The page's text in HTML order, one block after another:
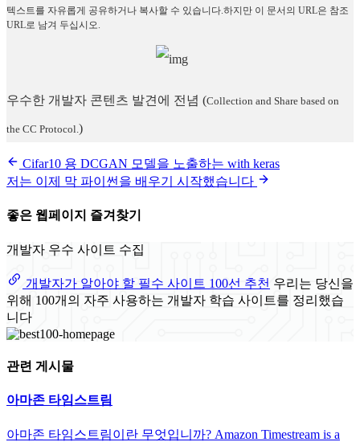
텍스트를 자유롭게 공유하거나 복사할 수 있습니다.하지만 이 문서의 URL은 참조
URL로 남겨 두십시오.
우수한 개발자 콘텐츠 발견에 전념 (Collection and Share based on
the CC Protocol.)
Cifar10 용 DCGAN 모델을 노출하는 with keras
저는 이제 막 파이썬을 배우기 시작했습니다
좋은 웹페이지 즐겨찾기
개발자 우수 사이트 수집
개발자가 알아야 할 필수 사이트 100선 추천 우리는 당신을
위해 100개의 자주 사용하는 개발자 학습 사이트를 정리했습
니다
관련 게시물
아마존 타임스트림
아마존 타임스트림이란 무엇입니까? Amazon Timestream is a